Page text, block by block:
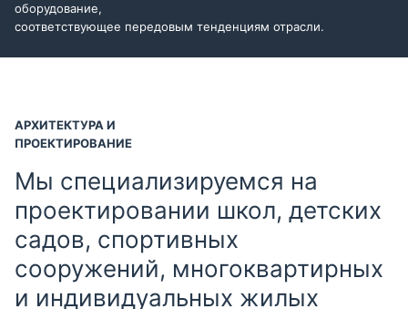
оборудование,
соответствующее передовым тенденциям отрасли.
АРХИТЕКТУРА И
ПРОЕКТИРОВАНИЕ
Мы специализируемся на
проектировании школ, детских
садов, спортивных
сооружений, многоквартирных
и индивидуальных жилых